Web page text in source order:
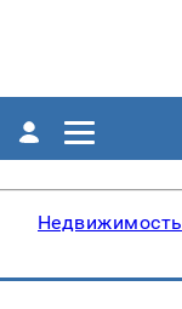
Недвижимость